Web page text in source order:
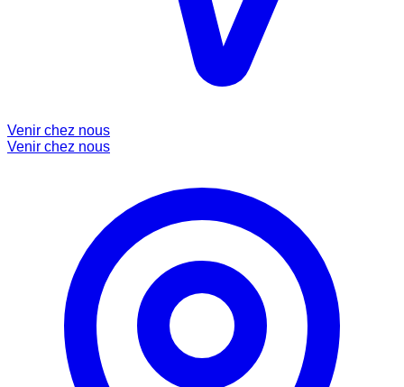
Venir chez nous
Venir chez nous